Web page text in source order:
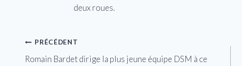
deux roues.
Navigation
PRÉCÉDENT
Romain Bardet dirige la plus jeune équipe DSM à ce